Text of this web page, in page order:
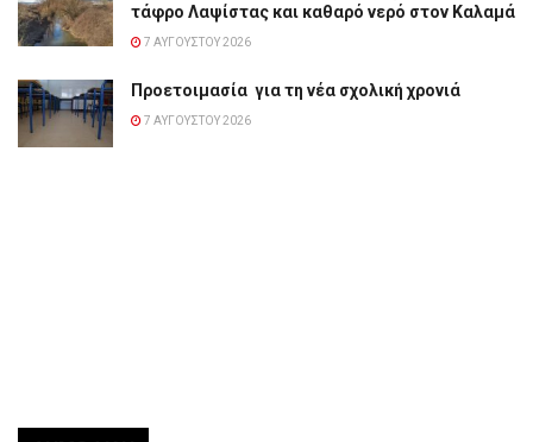
τάφρο Λαψίστας και καθαρό νερό στον Καλαμά
7 ΑΥΓΟΎΣΤΟΥ 2026
Προετοιμασία για τη νέα σχολική χρονιά
7 ΑΥΓΟΎΣΤΟΥ 2026